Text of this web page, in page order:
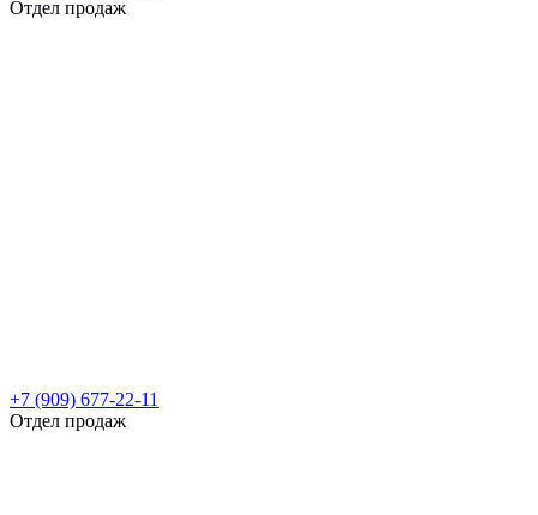
Отдел продаж
+7 (909) 677-22-11
Отдел продаж